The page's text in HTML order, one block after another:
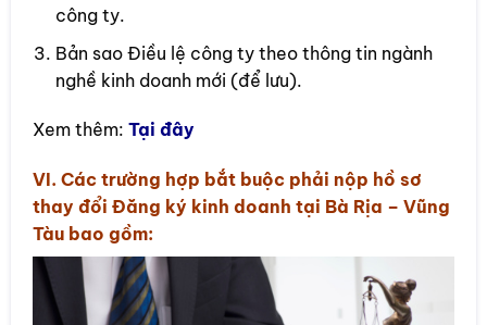
công ty.
Bản sao Điều lệ công ty theo thông tin ngành
nghề kinh doanh mới (để lưu).
Xem thêm: Tại đây
VI. Các trường hợp bắt buộc phải nộp hồ sơ
thay đổi Đăng ký kinh doanh tại Bà Rịa – Vũng
Tàu bao gồm: